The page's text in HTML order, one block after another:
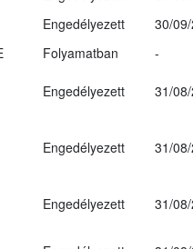
Engedélyezett
30/
Folyamatban
-
Engedélyezett 31/
Engedélyezett 31/
Engedélyezett 31/